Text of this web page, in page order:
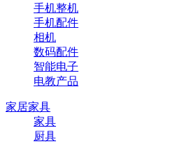
手机整机
手机配件
相机
数码配件
智能电子
电教产品
家居家具
家具
厨具